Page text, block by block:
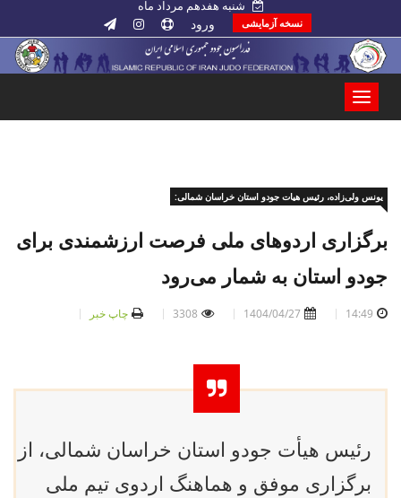
شنبه هفدهم مرداد ماه
نسخه آزمایشی ورود
یونس ولی‌زاده، رئیس هیات جودو استان خراسان شمالی:
برگزاری اردوهای ملی فرصت ارزشمندی برای
جودو استان به شمار می‌رود
14:49
1404/04/27
3308 چاپ خبر
رئیس هیأت جودو استان خراسان شمالی، از
برگزاری موفق و هماهنگ اردوی تیم ملی